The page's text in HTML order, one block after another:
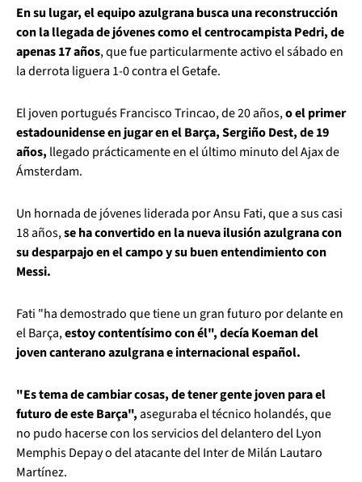
En su lugar, el equipo azulgrana busca una reconstrucción
con la llegada de jóvenes como el centrocampista Pedri, de
apenas 17 años, que fue particularmente activo el sábado en
la derrota liguera 1-0 contra el Getafe.
El joven portugués Francisco Trincao, de 20 años,o el primer
estadounidense en jugar en el Barça, Sergiño Dest, de 19
años, llegado prácticamente en el último minuto del Ajax de
Ámsterdam.
Un hornada de jóvenes liderada por Ansu Fati, que a sus casi
18 años,se ha convertido en la nueva ilusión azulgrana con
su desparpajo en el campo y su buen entendimiento con
Messi.
Fati "ha demostrado que tiene un gran futuro por delante en
el Barça,estoy contentísimo con él", decía Koeman del
joven canterano azulgrana e internacional español.
"Es tema de cambiar cosas, de tener gente joven para el
futuro de este Barça",aseguraba el técnico holandés, que
no pudo hacerse con los servicios del delantero del Lyon
Memphis Depay o del atacante del Inter de Milán Lautaro
Martínez.